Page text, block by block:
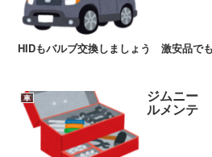
HIDもバルブ交換しましょう 激安品でも
車 ジムニー
ルメンテ